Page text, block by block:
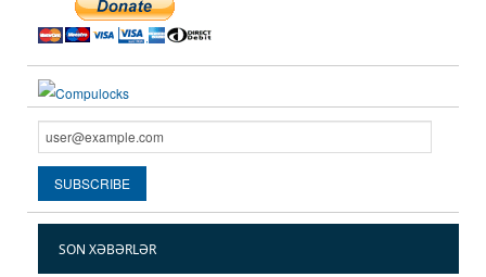
SON XƏBƏRLƏR